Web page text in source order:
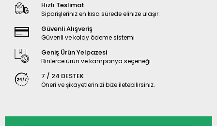
Hızlı Teslimat
Siparişleriniz en kısa sürede elinize ulaşır.
Güvenli Alışveriş
Güvenli ve kolay ödeme sistemi
Geniş Ürün Yelpazesi
Binlerce ürün ve kampanya seçeneği
7 / 24 DESTEK
Öneri ve şikayetlerinizi bize iletebilirsiniz.